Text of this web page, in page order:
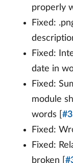
properly
Fixed:
Fixed:
date in
Fixed:
module
words [
Fixed:
Fixed:
broken [